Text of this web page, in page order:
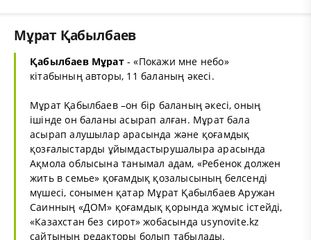
Мұрат Қабылбаев
Қабылбаев Мұрат- «Покажи мне небо»
кітабының авторы, 11 баланың әкесі.
Мұрат Қабылбаев –он бір баланың әкесі, оның
ішінде он баланы асырап алған. Мұрат бала
асырап алушылар арасында және қоғамдық
қозғалыстарды ұйымдастырушалыра арасында
Ақмола облысына танымал адам, «Ребенок должен
жить в семье» қоғамдық қозалысының белсенді
мүшесі, сонымен қатар Мұрат Қабылбаев Аружан
Саинның «ДОМ» қоғамдық қорында жұмыс істейді,
«Казахстан без сирот» жобасында usynovite.kz
сайтының редакторы болып табылады.